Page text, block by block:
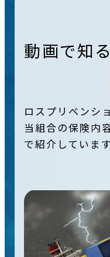
動画で知る
ロスプリベンシ
当組合の保険内
で紹介しています